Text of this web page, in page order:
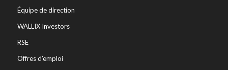
Équipe de direction
WALLIX Investors
RSE
Offres d’emploi